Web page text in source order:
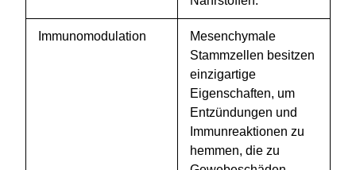
Immunomodulation
Mesenchymale
Stammzellen besitzen
einzigartige
Eigenschaften, um
Entzündungen und
Immunreaktionen zu
hemmen, die zu